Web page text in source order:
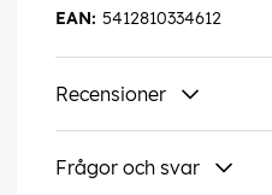
5412810334612
EAN:
Recensioner
Frågor och svar